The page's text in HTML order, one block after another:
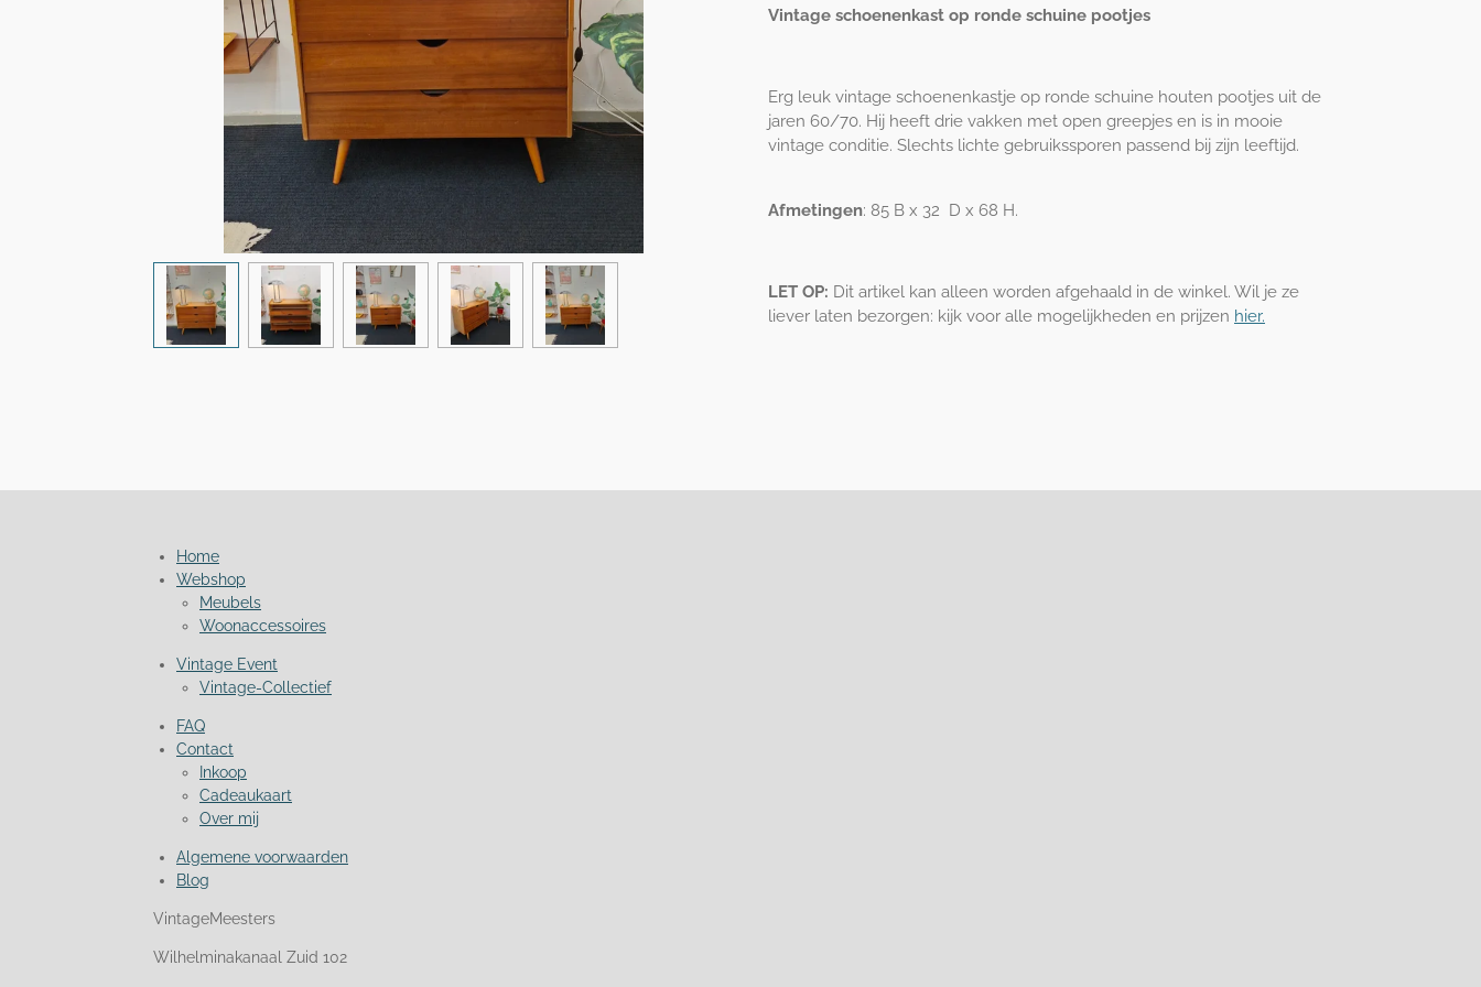
Vintage schoenenkast op ronde schuine pootjes
Erg leuk vintage schoenenkastje op ronde schuine houten pootjes uit de
jaren 60/70. Hij heeft drie vakken met open greepjes en is in mooie
vintage conditie. Slechts lichte gebruikssporen passend bij zijn leeftijd.
Afmetingen: 85 B x 32 D x 68 H.
LET OP: Dit artikel kan alleen worden afgehaald in de winkel. Wil je ze
liever laten bezorgen: kijk voor alle mogelijkheden en prijzen hier.
Home
Webshop
Meubels
Woonaccessoires
Vintage Event
Vintage-Collectief
FAQ
Contact
Inkoop
Cadeaukaart
Over mij
Algemene voorwaarden
Blog
VintageMeesters
Wilhelminakanaal Zuid 102